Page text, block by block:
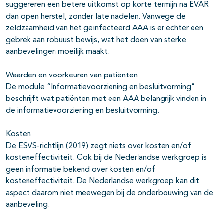
suggereren een betere uitkomst op korte termijn na EVAR
dan open herstel, zonder late nadelen. Vanwege de
zeldzaamheid van het geïnfecteerd AAA is er echter een
gebrek aan robuust bewijs, wat het doen van sterke
aanbevelingen moeilijk maakt.
Waarden en voorkeuren van patiënten
De module “Informatievoorziening en besluitvorming”
beschrijft wat patiënten met een AAA belangrijk vinden in
de informatievoorziening en besluitvorming.
Kosten
De ESVS-richtlijn (2019) zegt niets over kosten en/of
kosteneffectiviteit. Ook bij de Nederlandse werkgroep is
geen informatie bekend over kosten en/of
kosteneffectiviteit. De Nederlandse werkgroep kan dit
aspect daarom niet meewegen bij de onderbouwing van de
aanbeveling.